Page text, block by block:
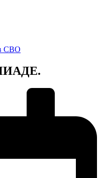
СВО